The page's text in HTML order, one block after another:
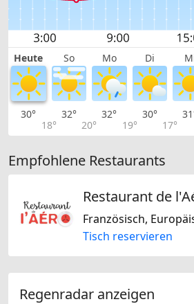
Heute So Mo Di
30°
18°
32°
20°
32°
19°
30°
17°
Empfohlene Restaurants
Restaurant de
Tisch reservieren
Regenradar anzeigen